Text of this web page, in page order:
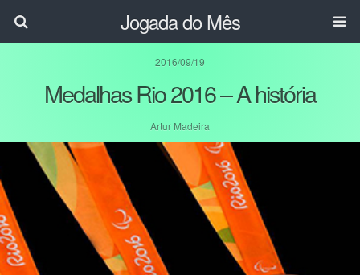
Jogada do Mês
2016/09/19
Medalhas Rio 2016 – A história
Artur Madeira